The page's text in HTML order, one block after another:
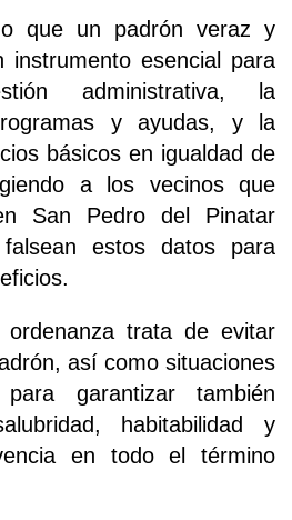
que un padrón veraz y
instrumento esencial para
administrativa, la
y ayudas, y la
básicos en igualdad de
a los vecinos que
San Pedro del Pinatar
estos datos para
trata de evitar
así como situaciones
garantizar también
habitabilidad y
en todo el término